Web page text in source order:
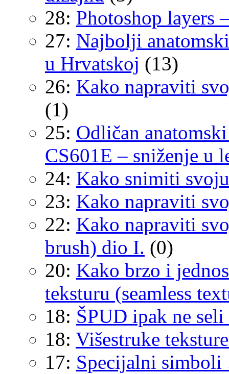
28: Photoshop layers
27: Najbolji
u Hrvatskoj (13)
26: Kako napraviti
(1)
25: Odličan
CS601E – sniženje u
24: Kako snimiti
23: Kako napraviti
22: Kako napraviti
brush) dio I. (0)
20: Kako brzo i
teksturu (seamless
18: ŠPUD ipak ne
18: Višestruke
17: Specijalni